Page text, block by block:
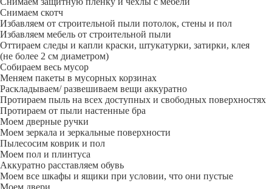
Снимаем скотч
Избавляем от строительной пыли потолок, стены и пол
Избавляем мебель от строительной пыли
Оттираем следы и капли краски, штукатурки, затирки, клея
(не более 2 см диаметром)
Собираем весь мусор
Меняем пакеты в мусорных корзинах
Раскладываем/ развешиваем вещи аккуратно
Протираем пыль на всех доступных и свободных поверхностях
Протираем от пыли настенные бра
Моем дверные ручки
Моем зеркала и зеркальные поверхности
Пылесосим коврик и пол
Моем пол и плинтуса
Аккуратно расставляем обувь
Моем все шкафы и ящики при условии, что они пустые
Моем двери